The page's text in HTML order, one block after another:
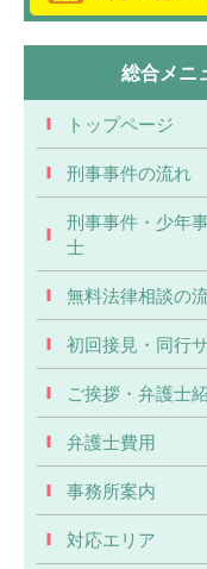
総合メニ
トップページ
刑事事件の流れ
刑事事件・少年
士
無料法律相談の
初回接見・同行
ご挨拶・弁護士
弁護士費用
事務所案内
対応エリア